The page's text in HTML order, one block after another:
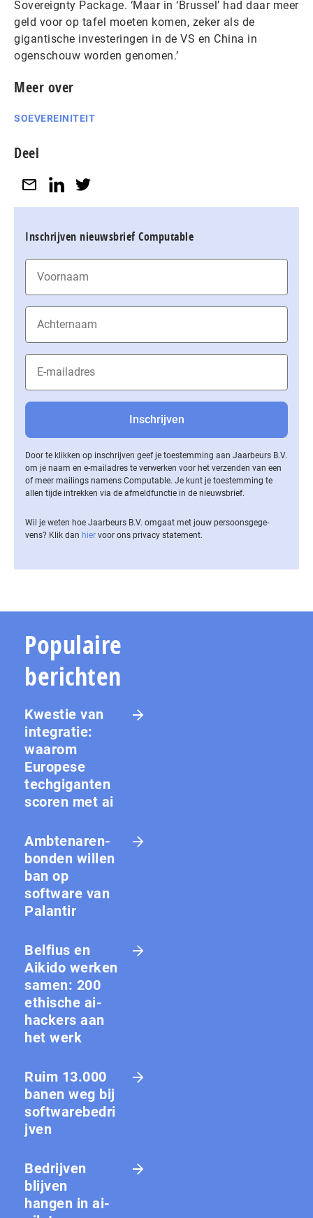
Sovereignty Package. ‘Maar in ‘Brussel’ had daar meer
geld voor op tafel moeten komen, zeker als de
gigantische investeringen in de VS en China in
ogenschouw worden genomen.’
Meer over
SOEVEREINITEIT
Deel
Inschrijven nieuwsbrief Computable
Door te klikken op inschrijven geef je toestemming aan Jaarbeurs B.V.
om je naam en e-mailadres te verwerken voor het verzenden van een
of meer mailings namens Computable. Je kunt je toestemming te
allen tijde intrekken via de af­meld­func­tie in de nieuwsbrief.
Wil je weten hoe Jaarbeurs B.V. omgaat met jouw per­soons­ge­ge­
vens? Klik dan hier voor ons privacy statement.
Populaire
berichten
Kwestie van
integratie:
waarom
Europese
techgiganten
scoren met ai
Amb­te­na­ren­
bon­den willen
ban op
software van
Palantir
Belfius en
Aikido werken
samen: 200
ethische ai-
hackers aan
het werk
Ruim 13.000
banen weg bij
softwarebedri
jven
Bedrijven
blijven
hangen in ai-